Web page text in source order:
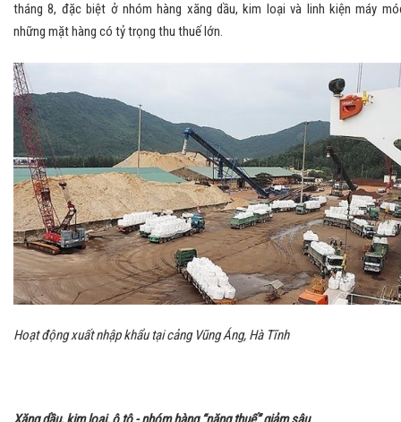
tháng 8, đặc biệt ở nhóm hàng xăng dầu, kim loại và linh kiện máy
những mặt hàng có tỷ trọng thu thuế lớn.
Hoạt động xuất nhập khẩu tại cảng Vũng Áng, Hà Tĩnh